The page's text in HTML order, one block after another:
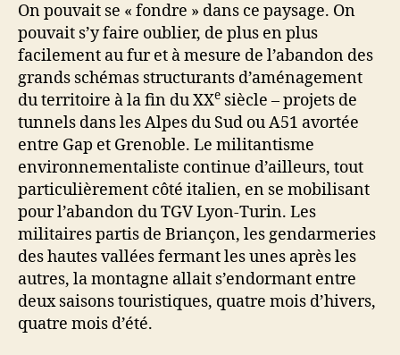
On pouvait se « fondre » dans ce paysage. On
pouvait s’y faire oublier, de plus en plus
facilement au fur et à mesure de l’abandon des
grands schémas structurants d’aménagement
du territoire à la fin du XXe siècle – projets de
tunnels dans les Alpes du Sud ou A51 avortée
entre Gap et Grenoble. Le militantisme
environnementaliste continue d’ailleurs, tout
particulièrement côté italien, en se mobilisant
pour l’abandon du TGV Lyon-Turin. Les
militaires partis de Briançon, les gendarmeries
des hautes vallées fermant les unes après les
autres, la montagne allait s’endormant entre
deux saisons touristiques, quatre mois d’hivers,
quatre mois d’été.